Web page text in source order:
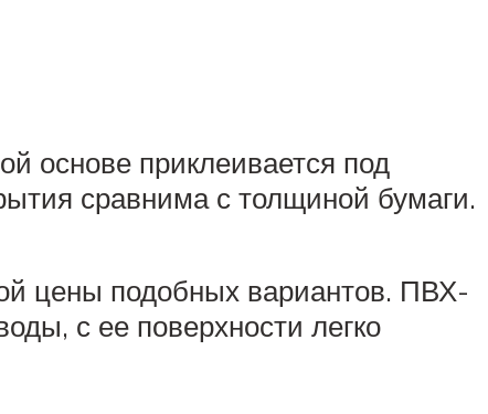
основе приклеивается под
сравнима с толщиной бумаги.
цены подобных вариантов. ПВХ-
с ее поверхности легко